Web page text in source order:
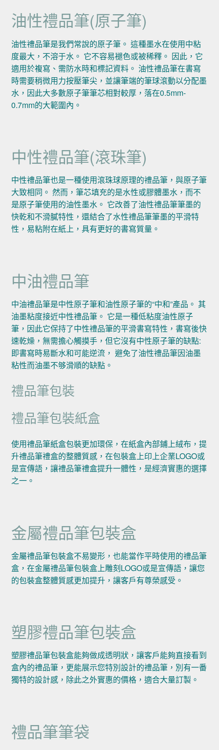
油性禮品筆(原子筆)
油性禮品筆是我們常說的原子筆。 這種墨水在使用中粘
度最大，不溶于水。 它不容易褪色或被稀釋。 因此，它
適用於複寫、需防水時和標記資料。 油性禮品筆在書寫
時需要稍微用力按壓筆尖，並讓筆端的筆球滾動以分配墨
水，因此大多數原子筆筆芯相對較厚，落在0.5mm-
0.7mm的大範圍內。
中性禮品筆(滾珠筆)
中性禮品筆也是一種使用滾珠球原理的禮品筆，與原子筆
大致相同。 然而，筆芯填充的是水性或膠體墨水，而不
是原子筆使用的油性墨水。 它改善了油性禮品筆筆墨的
快乾和不滑膩特性，還結合了水性禮品筆筆墨的平滑特
性，易粘附在紙上，具有更好的書寫質量。
中油禮品筆
中油禮品筆是中性原子筆和油性原子筆的“中和”產品。 其
油墨粘度接近中性禮品筆。 它是一種低粘度油性原子
筆，因此它保持了中性禮品筆的平滑書寫特性，書寫後快
速乾燥，無需擔心觸摸手，但它沒有中性原子筆的缺點:
即書寫時易斷水和可能逆流， 避免了油性禮品筆因油墨
粘性而油墨不够滑順的缺點。
禮品筆包裝
禮品筆包裝紙盒
使用禮品筆紙盒包裝更加環保，在紙盒內部鋪上絨布，提
升禮品筆禮盒的整體質感，在包裝盒上印上企業LOGO或
是宣傳語，讓禮品筆禮盒提升一體性，是經濟實惠的選擇
之一。
金屬禮品筆包裝盒
金屬禮品筆包裝盒不易變形，也能當作平時使用的禮品筆
盒，在金屬禮品筆包裝盒上雕刻LOGO或是宣傳語，讓您
的包裝盒整體質感更加提升，讓客戶有尊榮感受。
塑膠禮品筆包裝盒
塑膠禮品筆包裝盒能夠做成透明狀，讓客戶能夠直接看到
盒內的禮品筆，更能展示您特別設計的禮品筆，別有一番
獨特的設計感，除此之外實惠的價格，適合大量訂製。
禮品筆筆袋